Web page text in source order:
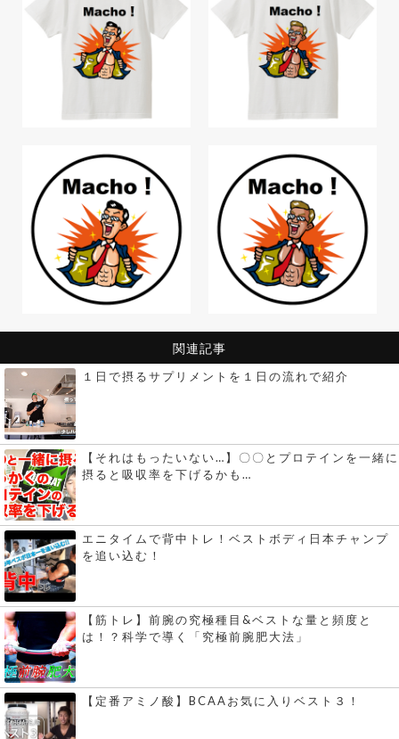
関連記事
１日で摂るサプリメントを１日の流れで紹介
【それはもったいない…】〇〇とプロテインを一緒に
摂ると吸収率を下げるかも…
エニタイムで背中トレ！ベストボディ日本チャンプ
を追い込む！
【筋トレ】前腕の究極種目&ベストな量と頻度と
は！？科学で導く「究極前腕肥大法」
【定番アミノ酸】BCAAお気に入りベスト３！